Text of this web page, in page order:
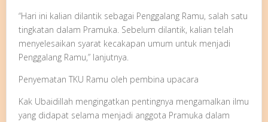
“Hari ini kalian dilantik sebagai Penggalang Ramu, salah satu
tingkatan dalam Pramuka. Sebelum dilantik, kalian telah
menyelesaikan syarat kecakapan umum untuk menjadi
Penggalang Ramu,” lanjutnya.
Penyematan TKU Ramu oleh pembina upacara
Kak Ubaidillah mengingatkan pentingnya mengamalkan ilmu
yang didapat selama menjadi anggota Pramuka dalam